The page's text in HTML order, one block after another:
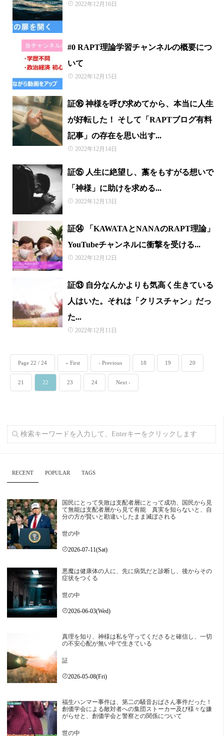
2022年12月16日
#0 RAPT理論学習チャンネルの概要につ
いて
2022年12月15日
証⑯ 神様を呼び求めてから、本当に人生
が好転した！ そして「RAPTブログ有料
記事」の存在を思い出す...
2022年12月14日
証⑮ 人生に絶望し、藁をもすがる想いで
「神様」に助けを求める...
2022年12月13日
証⑭ 「KAWATAとNANAのRAPT理論」
YouTubeチャンネルに衝撃を受ける...
2022年12月12日
証⑬ 自分なんかよりも気高く生きている
人はいた。それは「クリスチャン」だっ
た...
2022年12月11日
Page 22 / 24 « First ‹ Previous 18 19 20
21 22 23 24 Next ›
RECENT POPULAR TAGS
国民にとって失敗は支配者層にとって成功、国民から見
て無能は支配者層から見て有能 真実を知らないと、自
分の方が賢いと勘違いしたまま滅ぼされる
世の中
2026-07-11(Sat)
悪魔は健康体の人に、先に病気だと診断し、後からその
症状をつくる
世の中
2026-06-03(Wed)
真理を知り、神様は私を守ってくださると確信し、一切
の不安心配が無い中で生きている
証
2026-05-08(Fri)
福生ハンマー事件は、第二の騒音おばさん事件だった！
創価学会による敵対者への集団ストーカー及び様々な嫌
がらせと、創価学会と警察との関係について
世の中